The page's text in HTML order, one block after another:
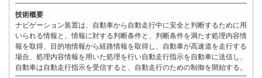
技術概要
ナビゲーション装置は、自動車から自動走行中に安全と判断するために用
いられる情報と、情報に対する判断条件と、判断条件を満たす処理内容情
報を取得、目的地情報から経路情報を取得し、自動車が高速道を走行する
場合、処理内容情報を用いた処理を行い自動走行指示を自動車に送信し、
自動車は自動走行指示を受信すると、自動走行のための制御を開始する。